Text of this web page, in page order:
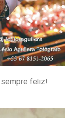
sempre feliz!